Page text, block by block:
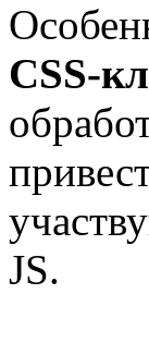
CSS-
JS.